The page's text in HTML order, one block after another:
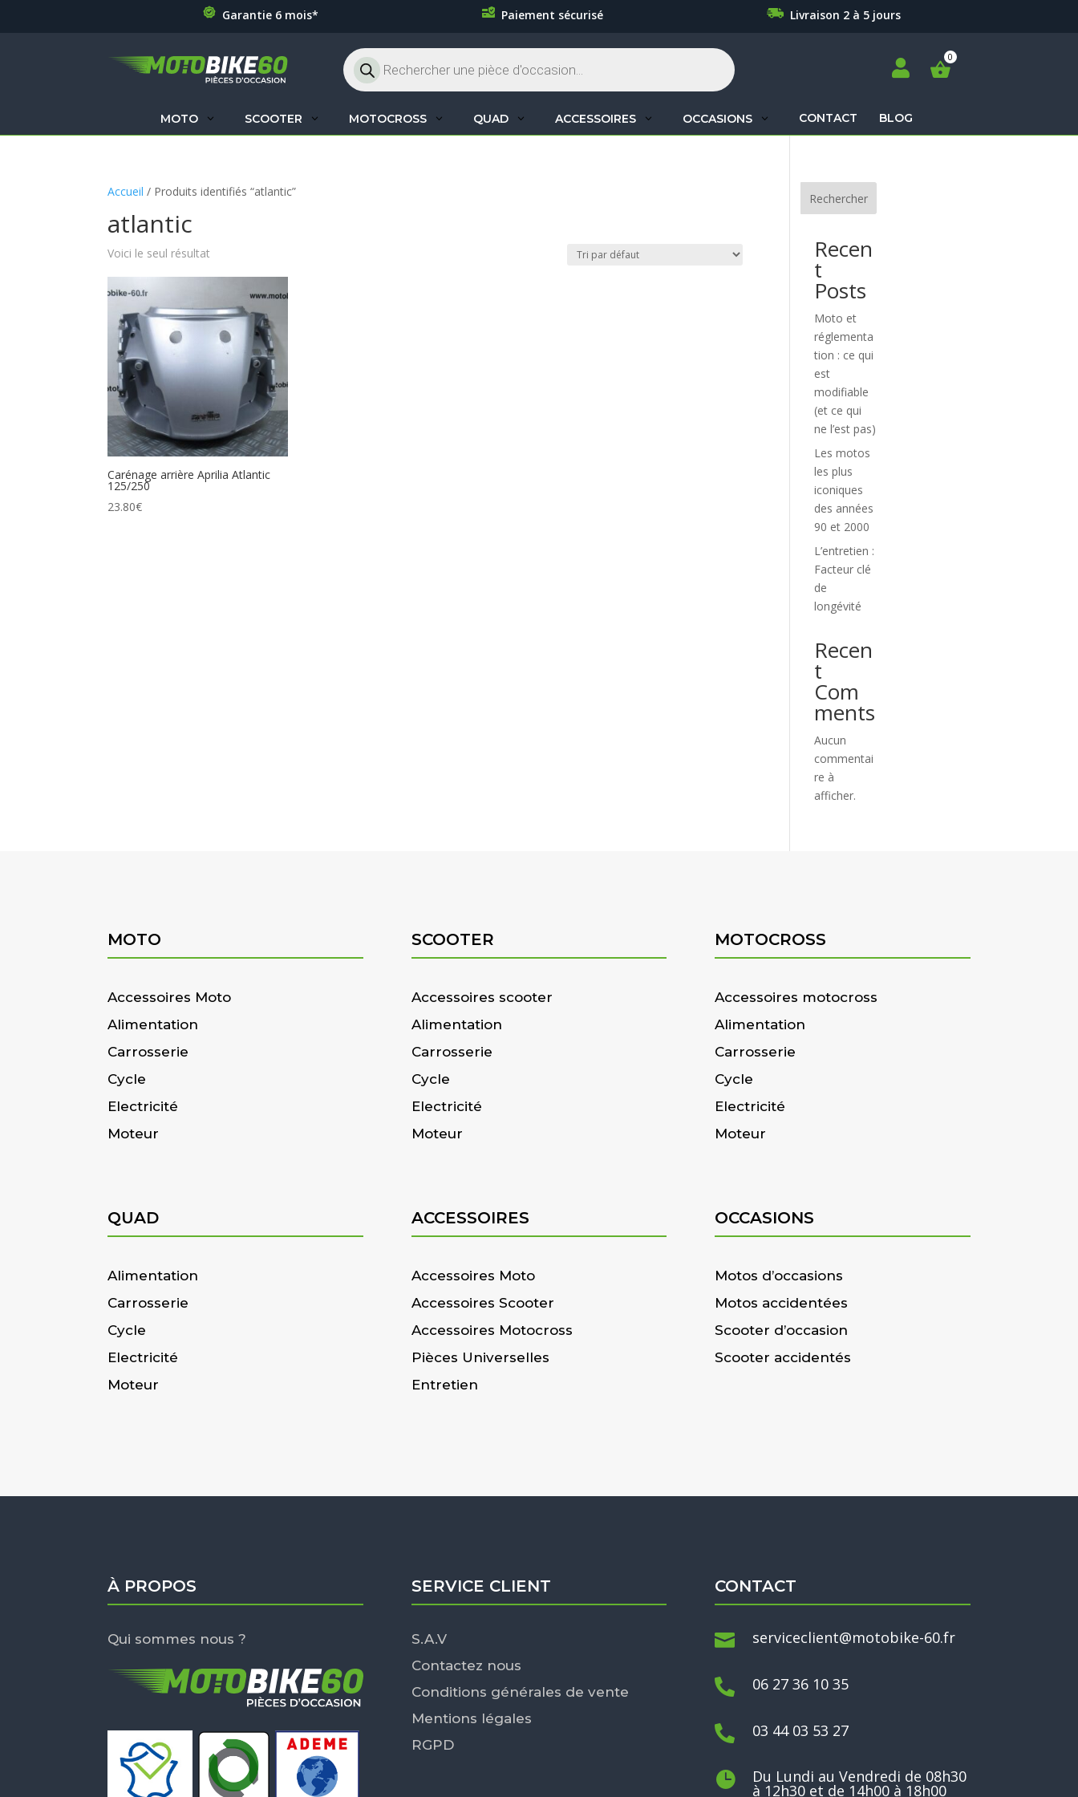
Garantie 6 mois* Paiement sécurisé Livraison 2 à 5 jours
Recherche
de
produits

MOTO SCOOTER MOTOCROSS QUAD ACCESSOIRES OCCASIONS CONTACT BLOG
produits
Accueil / Produits identifiés “atlantic”
atlantic
Voici le seul résultat
Carénage arrière Aprilia Atlantic
125/250
23.80€
Rechercher
Recen
t
Posts
Moto et
réglementa
tion : ce qui
est
modifiable
(et ce qui
ne l’est pas)
Les motos
les plus
iconiques
des années
90 et 2000
L’entretien :
Facteur clé
de
longévité
Recen
t
Com
ments
Aucun
commentai
re à
afficher.
MOTO
Accessoires Moto
Alimentation
Carrosserie
Cycle
Electricité
Moteur
SCOOTER
Accessoires scooter
Alimentation
Carrosserie
Cycle
Electricité
Moteur
MOTOCROSS
Accessoires motocross
Alimentation
Carrosserie
Cycle
Electricité
Moteur
QUAD
Alimentation
Carrosserie
Cycle
Electricité
Moteur
ACCESSOIRES
Accessoires Moto
Accessoires Scooter
Accessoires Motocross
Pièces Universelles
Entretien
OCCASIONS
Motos d’occasions
Motos accidentées
Scooter d’occasion
Scooter accidentés
À PROPOS
Qui sommes nous ?
SERVICE CLIENT
S.A.V
Contactez nous
Conditions générales de vente
Mentions légales
RGPD
CONTACT
 serviceclient@motobike-60.fr
 06 27 36 10 35
 03 44 03 53 27
 Du Lundi au Vendredi de 08h30
à 12h30 et de 14h00 à 18h00